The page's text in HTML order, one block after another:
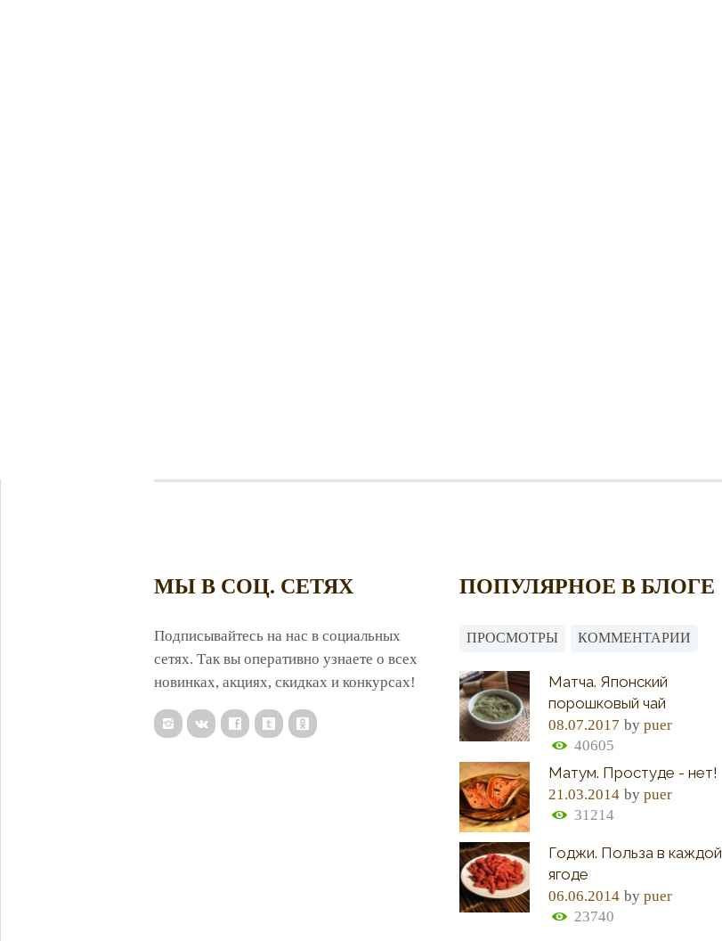
МЫ В СОЦ. СЕТЯХ
Подписывайтесь на нас в социальных
сетях. Так вы оперативно узнаете о всех
новинках, акциях, скидках и конкурсах!
ПОПУЛЯРНОЕ В БЛОГЕ
ПРОСМОТРЫ КОММЕНТАРИИ
Матча. Японский
порошковый чай
08.07.2017 bypuer
40605
Матум. Простуде - нет!
21.03.2014 bypuer
31214
Годжи. Польза в каждой
ягоде
06.06.2014 bypuer
23740